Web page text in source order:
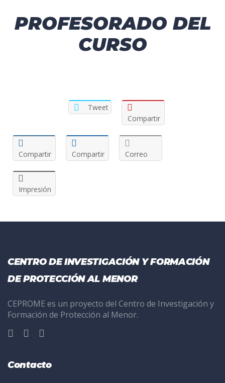
PROFESORADO DEL
CURSO
Tweet
Compartir
Compartir Compartir Correo
Impresión
CENTRO DE INVESTIGACIÓN Y FORMACIÓN
DE PROTECCIÓN AL MENOR
CEPROME es un proyecto del Centro de Investigación y
Formación de Protección al Menor.
Contacto